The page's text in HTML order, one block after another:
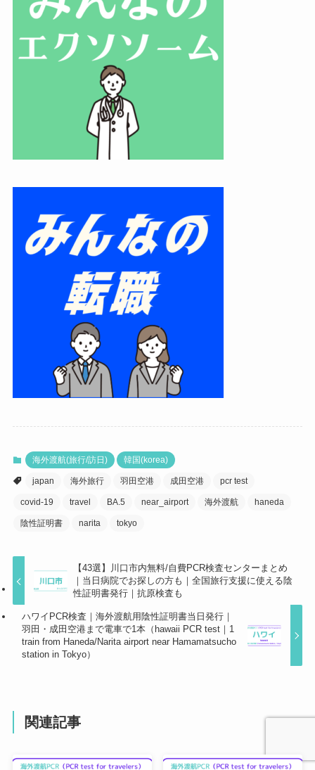
海外渡航(旅行/訪日) 韓国(korea)
japan 海外旅行 羽田空港 成田空港 pcr test
covid-19 travel BA.5 near_airport 海外渡航 haneda
陰性証明書 narita tokyo
【43選】川口市内無料/自費PCR検査センターまとめ
｜当日病院でお探しの方も｜全国旅行支援に使える陰
性証明書発行｜抗原検査も
ハワイPCR検査｜海外渡航用陰性証明書当日発行｜
羽田・成田空港まで電車で1本（hawaii PCR test｜1
train from Haneda/Narita airport near Hamamatsucho
station in Tokyo）
関連記事